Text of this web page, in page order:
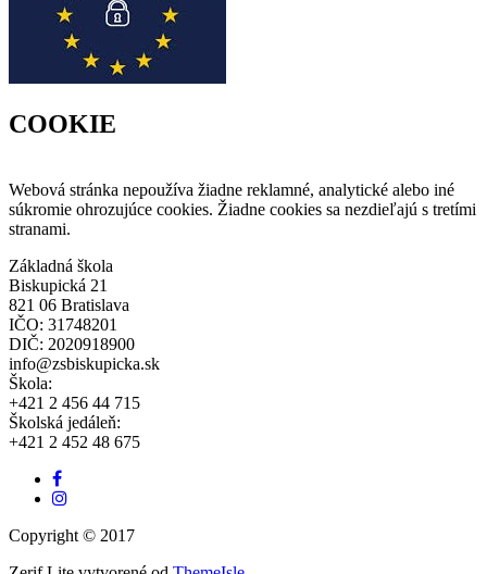
COOKIE
Webová stránka nepoužíva žiadne reklamné, analytické alebo iné
súkromie ohrozujúce cookies. Žiadne cookies sa nezdieľajú s tretími
stranami.
Základná škola
Biskupická 21
821 06 Bratislava
IČO: 31748201
DIČ: 2020918900
info@zsbiskupicka.sk
Škola:
+421 2 456 44 715
Školská jedáleň:
+421 2 452 48 675
Facebook
odkaz
Instagram
Copyright © 2017